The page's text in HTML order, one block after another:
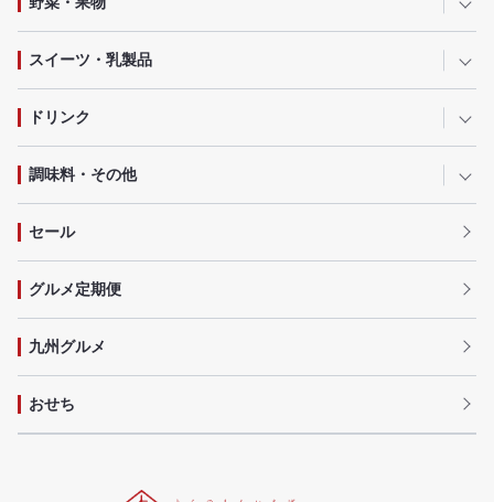
スイーツ・乳製品
ドリンク
調味料・その他
セール
グルメ定期便
九州グルメ
おせち